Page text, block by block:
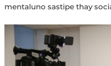
mentaluno sastipe thay